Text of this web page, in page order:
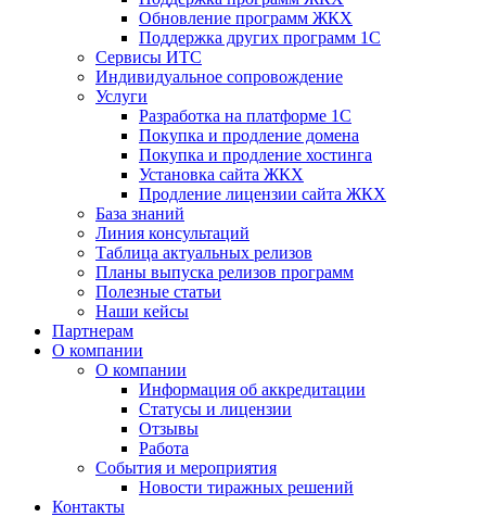
Обновление программ ЖКХ
Поддержка других программ 1С
Сервисы ИТС
Индивидуальное сопровождение
Услуги
Разработка на платформе 1С
Покупка и продление домена
Покупка и продление хостинга
Установка сайта ЖКХ
Продление лицензии сайта ЖКХ
База знаний
Линия консультаций
Таблица актуальных релизов
Планы выпуска релизов программ
Полезные статьи
Наши кейсы
Партнерам
О компании
О компании
Информация об аккредитации
Статусы и лицензии
Отзывы
Работа
События и мероприятия
Новости тиражных решений
Контакты